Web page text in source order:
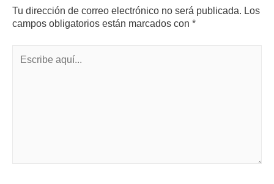
Tu dirección de correo electrónico no será publicada. Los
campos obligatorios están marcados con *